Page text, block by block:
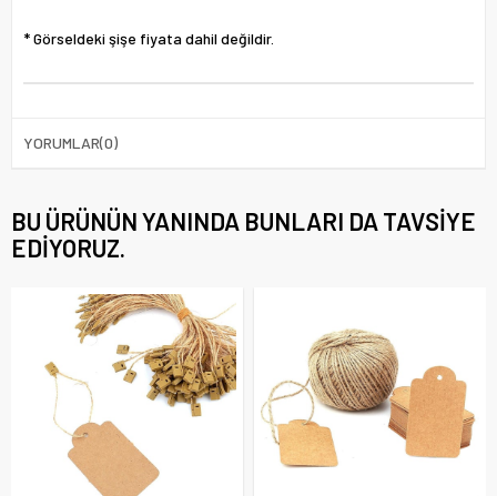
* Görseldeki şişe fiyata dahil değildir.
YORUMLAR(0)
BU ÜRÜNÜN YANINDA BUNLARI DA TAVSIYE
EDIYORUZ.